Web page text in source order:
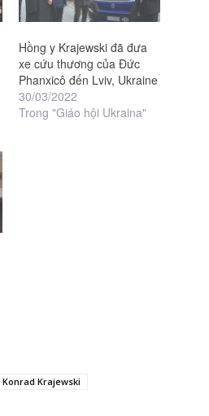
Hồng y Krajewski đã đưa
xe cứu thương của Đức
Phanxicô đến Lviv, Ukraine
30/03/2022
Trong "Giáo hội Ukraina"
Konrad Krajewski